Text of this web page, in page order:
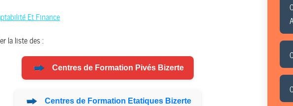
Et Finance
la liste des :
Centres de Formation Pivés Bizerte
Centres de Formation Etatiques Bizerte